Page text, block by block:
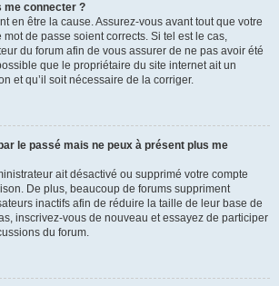
me connecter ?
en être la cause. Assurez-vous avant tout que votre
mot de passe soient corrects. Si tel est le cas,
du forum afin de vous assurer de ne pas avoir été
que le propriétaire du site internet ait un
et qu’il soit nécessaire de la corriger.
le passé mais ne peux à présent plus me
ait désactivé ou supprimé votre compte
De plus, beaucoup de forums suppriment
inactifs afin de réduire la taille de leur base de
inscrivez-vous de nouveau et essayez de participer
du forum.